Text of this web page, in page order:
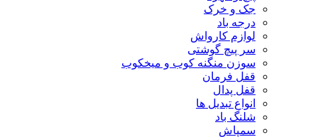
جک و خرک
درجه باد
لوازم کارواش
سر پیچ گوشتی
سوزن منگنه کوب و میخکوب
قفل فرمان
قفل پدال
انواع تبدیل ها
شلنگ باد
سمپاش